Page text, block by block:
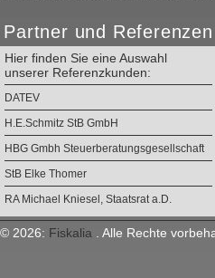
Partner und Referenzen
Hier finden Sie eine Auswahl
unserer Referenzkunden:
DATEV
H.E.Schmitz StB GmbH
HBG Gmbh Steuerberatungsgesellschaft
StB Elke Thomer
RA Michael Kniesel, Staatsrat a.D.
StB Hans-Josef Linnkamp
© 2026: Fiskalia . Alle Rechte